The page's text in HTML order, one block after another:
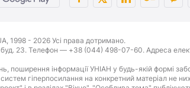
1998 - 2026 Усі права дотримано.
23. Телефон — +38 (044) 498-07-60. Адреса
поширення інформації УНІАН у будь-якій формі
гіперпосилання на конкретний матеріал не